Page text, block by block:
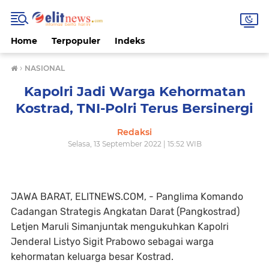
Home Terpopuler Indeks
› NASIONAL
Kapolri Jadi Warga Kehormatan
Kostrad, TNI-Polri Terus Bersinergi
Redaksi
Selasa, 13 September 2022 | 15:52 WIB
JAWA BARAT, ELITNEWS.COM, - Panglima Komando
Cadangan Strategis Angkatan Darat (Pangkostrad)
Letjen Maruli Simanjuntak mengukuhkan Kapolri
Jenderal Listyo Sigit Prabowo sebagai warga
kehormatan keluarga besar Kostrad.